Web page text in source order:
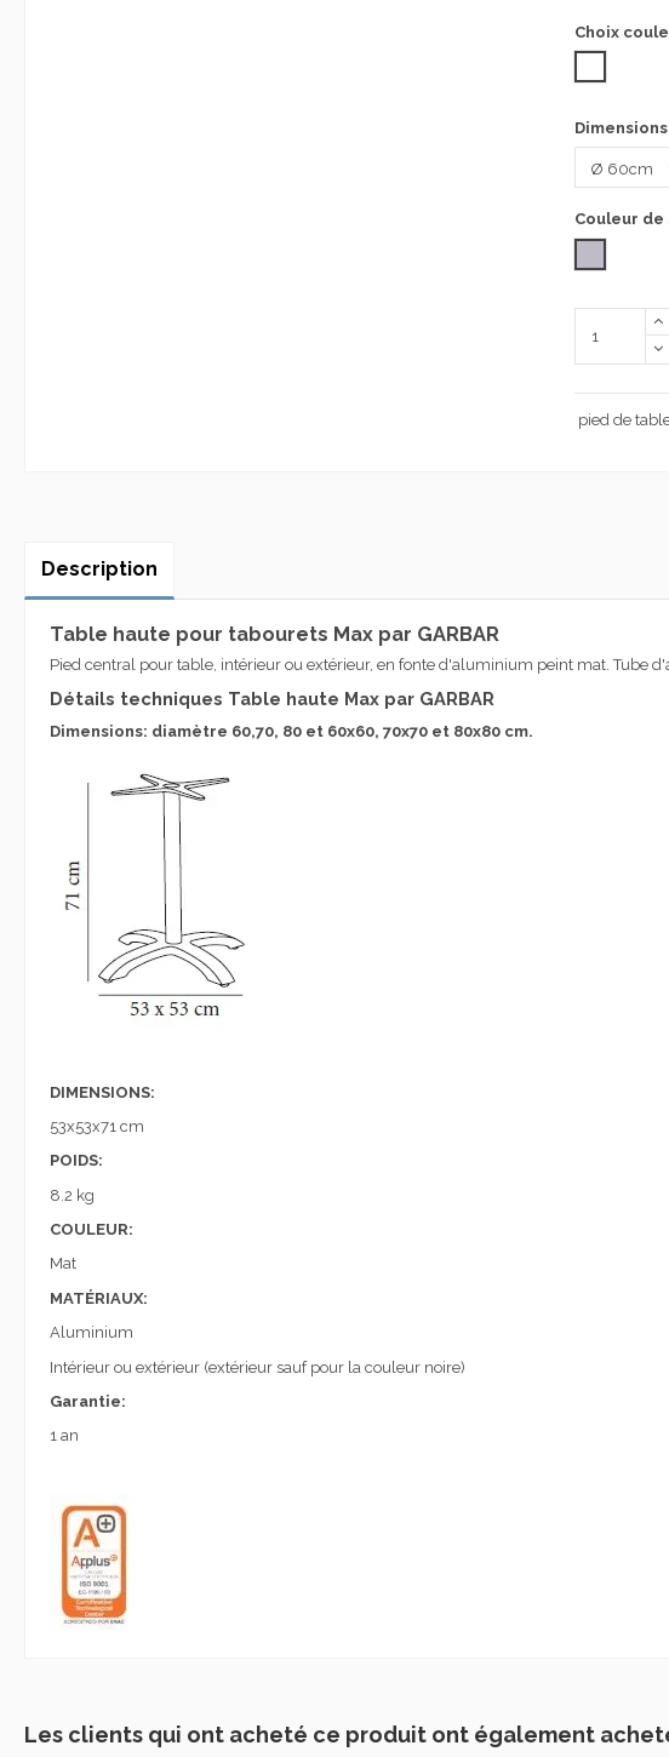
Choix
Dimensions
Couleur
pied de
Description
Table haute pour tabourets Max par GARBAR
Pied central pour table, intérieur ou extérieur, en fonte d'aluminium peint mat. Tube
Détails techniques Table haute Max par GARBAR
Dimensions: diamètre 60,70, 80 et 60x60, 70x70 et 80x80 cm.
DIMENSIONS:
53x53x71 cm
POIDS:
8.2 kg
COULEUR:
Mat
MATÉRIAUX:
Aluminium
Intérieur ou extérieur (extérieur sauf pour la couleur noire)
Garantie:
1 an
Les clients qui ont acheté ce produit ont également